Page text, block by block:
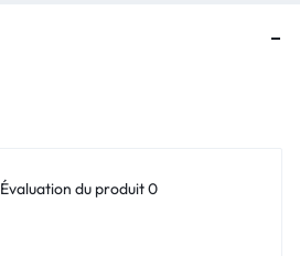
Évaluation du produit 0